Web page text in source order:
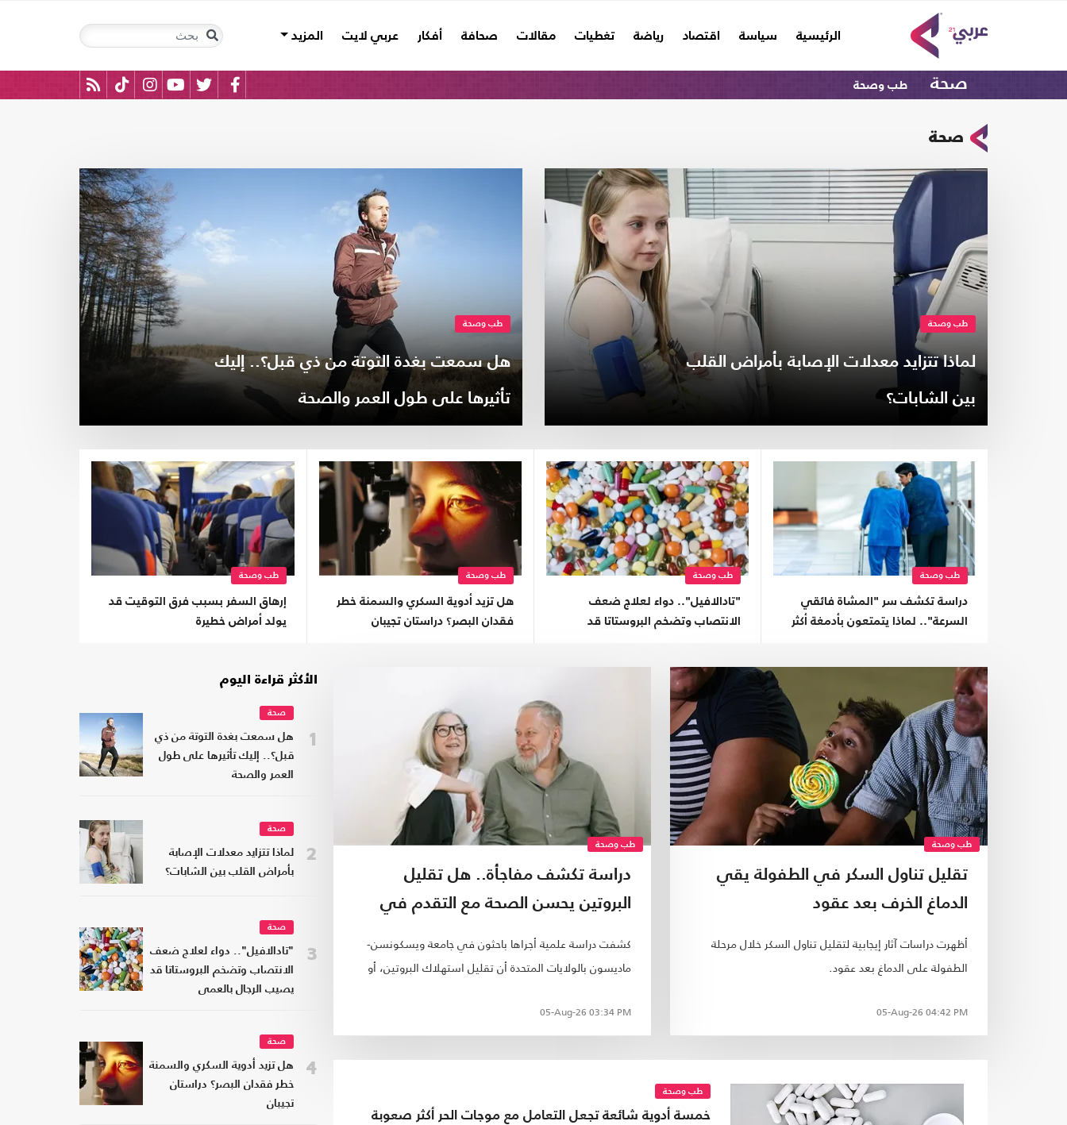
الرئيسية
(current) سياسة اقتصاد رياضة تغطيات مقالات صحافة أفكار عربي لايت المزيد
صحة طب وصحة
صحة
طب وصحة
لماذا تتزايد معدلات الإصابة بأمراض القلب
بين الشابات؟
طب وصحة
هل سمعت بغدة التوتة من ذي قبل؟.. إليك
تأثيرها على طول العمر والصحة
طب وصحة
دراسة تكشف سر "المشاة فائقي
السرعة".. لماذا يتمتعون بأدمغة أكثر
طب وصحة
"تادالافيل".. دواء لعلاج ضعف
الانتصاب وتضخم البروستاتا قد
طب وصحة
هل تزيد أدوية السكري والسمنة خطر
فقدان البصر؟ دراستان تجيبان
طب وصحة
إرهاق السفر بسبب فرق التوقيت قد
يولد أمراض خطيرة
طب وصحة
تقليل تناول السكر في الطفولة يقي
الدماغ الخرف بعد عقود
أظهرت دراسات آثار إيجابية لتقليل تناول السكر خلال مرحلة
الطفولة على الدماغ بعد عقود.
05-Aug-26 04:42 PM
طب وصحة
دراسة تكشف مفاجأة.. هل تقليل
البروتين يحسن الصحة مع التقدم في
كشفت دراسة علمية أجراها باحثون في جامعة ويسكونسن-
ماديسون بالولايات المتحدة أن تقليل استهلاك البروتين، أو
05-Aug-26 03:34 PM
طب وصحة
خمسة أدوية شائعة تجعل التعامل مع موجات الحر أكثر صعوبة
الأكثر قراءة اليوم
1
صحة
هل سمعت بغدة التوتة من ذي
قبل؟.. إليك تأثيرها على طول
العمر والصحة
2
صحة
لماذا تتزايد معدلات الإصابة
بأمراض القلب بين الشابات؟
3
صحة
"تادالافيل".. دواء لعلاج ضعف
الانتصاب وتضخم البروستاتا قد
يصيب الرجال بالعمى
4
صحة
هل تزيد أدوية السكري والسمنة
خطر فقدان البصر؟ دراستان
تجيبان